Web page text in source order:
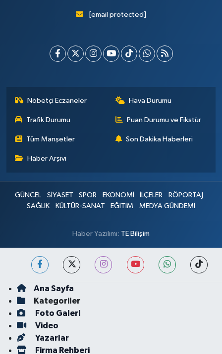
[email protected]
Nöbetçi Eczaneler Hava Durumu
Trafik Durumu Puan Durumu ve Fikstür
Tüm Manşetler Son Dakika Haberleri
Haber Arşivi
GÜNCEL SİYASET SPOR EKONOMİ İLÇELER
RÖPORTAJ
SAĞLIK
KÜLTÜR-SANAT EĞİTİM MEDYA GÜNDEMİ
Haber Yazılımı: TE Bilişim
Ana Sayfa
Kategoriler
Foto Galeri
Video
Yazarlar
Firma Rehberi